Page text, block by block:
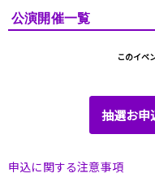
公演開催一覧
このイベ
抽選お申
申込に関する注意事項